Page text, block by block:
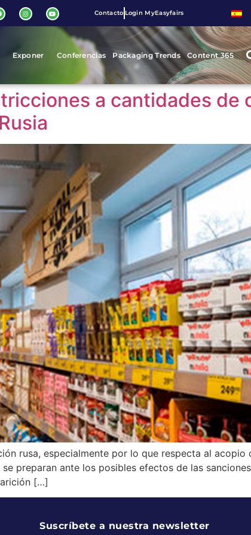
Contacto Login MyEasyfairs
Exponer Conferencias Packaging Trends Content 365
a cantidades de
rusa, especialmente por lo que respecta al acopio
preparan ante los posibles efectos de las
[…]
Suscríbete a nuestra newsletter